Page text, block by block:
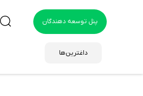
پنل توسعه دهندگان
داغترین‌ها